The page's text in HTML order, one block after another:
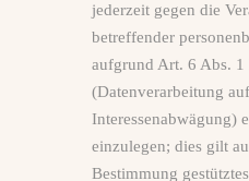
jederzeit gegen die
betreffender
aufgrund Art. 6 Abs.
(Datenverarbeitung
Interessenabwägung)
einzulegen; dies gilt
Bestimmung